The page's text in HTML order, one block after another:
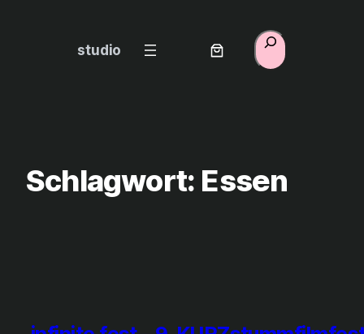
studio
Suchen
Schlagwort: Essen